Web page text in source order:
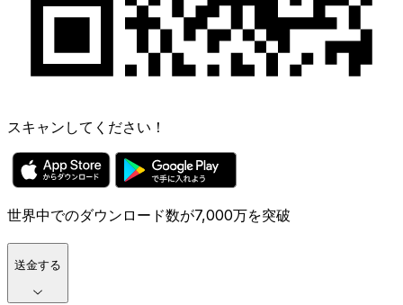
スキャンしてください！
世界中でのダウンロード数が7,000万を突破
送金する